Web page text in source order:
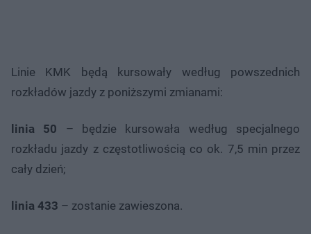
Linie KMK będą kursowały według powszednich
rozkładów jazdy z poniższymi zmianami:
linia 50 – będzie kursowała według specjalnego
rozkładu jazdy z częstotliwością co ok. 7,5 min przez
cały dzień;
linia 433 – zostanie zawieszona.